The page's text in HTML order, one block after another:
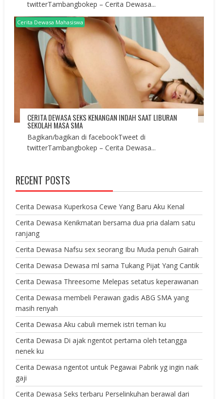
twitterTambangbokep – Cerita Dewasa...
Cerita Dewasa Mahasiswa
CERITA DEWASA SEKS KENANGAN INDAH SAAT LIBURAN
SEKOLAH MASA SMA
Bagikan/bagikan di facebookTweet di
twitterTambangbokep – Cerita Dewasa...
RECENT POSTS
Cerita Dewasa Kuperkosa Cewe Yang Baru Aku Kenal
Cerita Dewasa Kenikmatan bersama dua pria dalam satu
ranjang
Cerita Dewasa Nafsu sex seorang Ibu Muda penuh Gairah
Cerita Dewasa Dewasa ml sama Tukang Pijat Yang Cantik
Cerita Dewasa Threesome Melepas setatus keperawanan
Cerita Dewasa membeli Perawan gadis ABG SMA yang
masih renyah
Cerita Dewasa Aku cabuli memek istri teman ku
Cerita Dewasa Di ajak ngentot pertama oleh tetangga
nenek ku
Cerita Dewasa ngentot untuk Pegawai Pabrik yg ingin naik
gaji
Cerita Dewasa Seks terbaru Perselinkuhan berawal dari